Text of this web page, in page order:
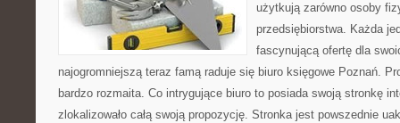
użytkują zarówno osoby
przedsiębiorstwa. Każda
fascynującą ofertę dla
najogromniejszą teraz famą raduje się biuro księgowe Poznań.
bardzo rozmaita. Co intrygujące biuro to posiada swoją stronkę
zlokalizowało całą swoją propozycję. Stronka jest powszednie